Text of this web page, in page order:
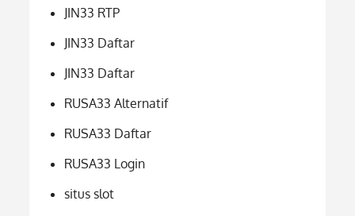
JIN33 RTP
JIN33 Daftar
JIN33 Daftar
RUSA33 Alternatif
RUSA33 Daftar
RUSA33 Login
situs slot